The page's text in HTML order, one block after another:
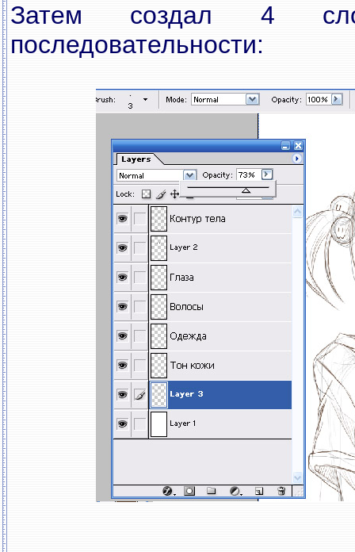
Затем создал 4
последовательности: